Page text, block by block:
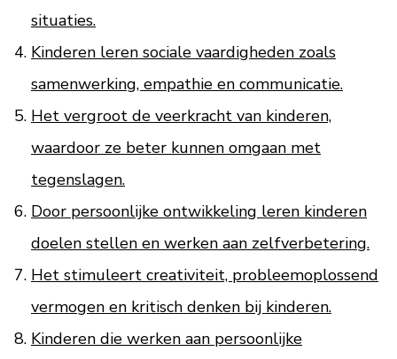
situaties.
Kinderen leren sociale vaardigheden zoals
samenwerking, empathie en communicatie.
Het vergroot de veerkracht van kinderen,
waardoor ze beter kunnen omgaan met
tegenslagen.
Door persoonlijke ontwikkeling leren kinderen
doelen stellen en werken aan zelfverbetering.
Het stimuleert creativiteit, probleemoplossend
vermogen en kritisch denken bij kinderen.
Kinderen die werken aan persoonlijke